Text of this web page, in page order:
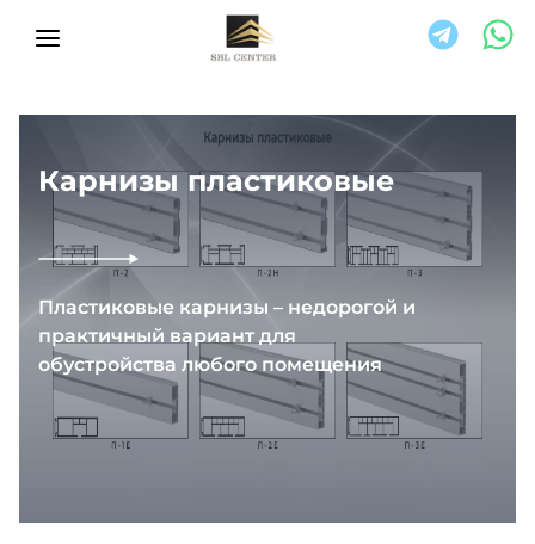
Карнизы пластиковые
Пластиковые карнизы – недорогой и
практичный вариант для
обустройства любого помещения